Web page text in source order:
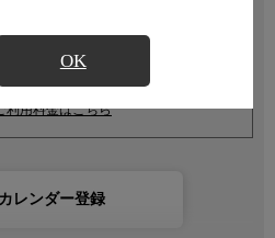
OK
プションチャンネル(有料)のご契約が
利用料金はこちら
カレンダー登録